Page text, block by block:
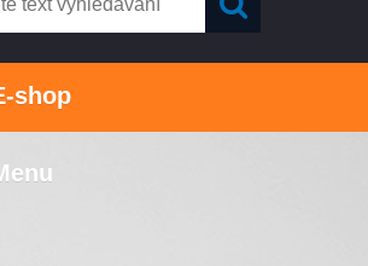
shop